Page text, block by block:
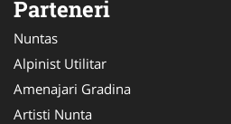
Parteneri
Nuntas
Alpinist Utilitar
Amenajari Gradina
Artisti Nunta